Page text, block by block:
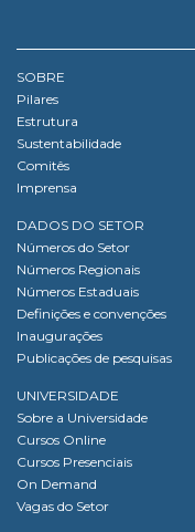
SOBRE
Pilares
Estrutura
Sustentabilidade
Comitês
Imprensa
DADOS DO SETOR
Números do Setor
Números Regionais
Números Estaduais
Definições e convenções
Inaugurações
Publicações de pesquisas
UNIVERSIDADE
Sobre a Universidade
Cursos Online
Cursos Presenciais
On Demand
Vagas do Setor